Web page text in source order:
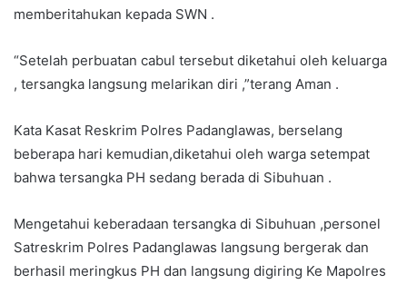
memberitahukan kepada SWN .
“Setelah perbuatan cabul tersebut diketahui oleh keluarga
, tersangka langsung melarikan diri ,”terang Aman .
Kata Kasat Reskrim Polres Padanglawas, berselang
beberapa hari kemudian,diketahui oleh warga setempat
bahwa tersangka PH sedang berada di Sibuhuan .
Mengetahui keberadaan tersangka di Sibuhuan ,personel
Satreskrim Polres Padanglawas langsung bergerak dan
berhasil meringkus PH dan langsung digiring Ke Mapolres